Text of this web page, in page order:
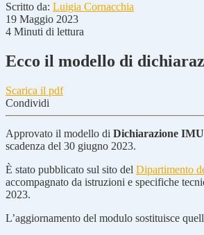
Scritto da: Luigia Cornacchia
19 Maggio 2023
4 Minuti di lettura
Ecco il modello di
Scarica il pdf
Condividi
Approvato il modello di Dichiarazione
scadenza del 30 giugno 2023.
È stato pubblicato sul sito del Dipartimento
accompagnato da istruzioni e specifiche
2023.
L’aggiornamento del modulo sostituisce